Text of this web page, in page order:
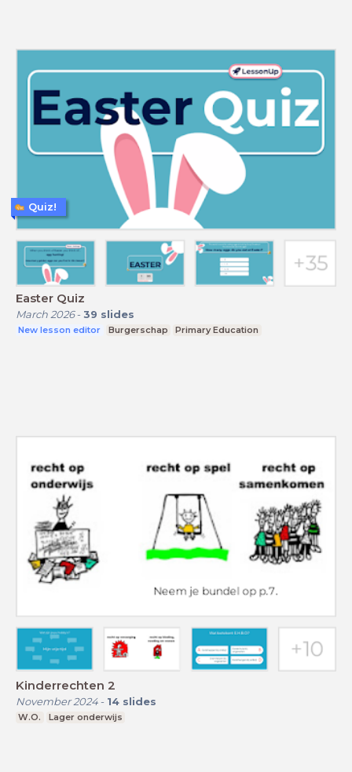
Easter Quiz
March 2026- 39 slides
New lesson editor Burgerschap Primary Education
Quiz!
Kinderrechten 2
November 2024- 14 slides
W.O. Lager onderwijs